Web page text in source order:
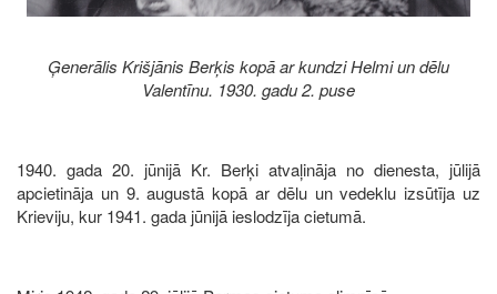
Ģenerālis Krišjānis Berķis kopā ar kundzi Helmi un dēlu
Valentīnu. 1930. gadu 2. puse
1940. gada 20. jūnijā Kr. Berķi atvaļināja no dienesta, jūlijā
apcietināja un 9. augustā kopā ar dēlu un vedeklu izsūtīja uz
Krieviju, kur 1941. gada jūnijā ieslodzīja cietumā.